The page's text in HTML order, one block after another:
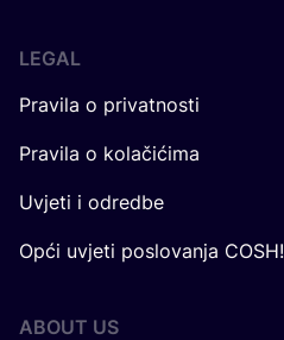
LEGAL
Pravila o privatnosti
Pravila o kolačićima
Uvjeti i odredbe
Opći uvjeti poslovanja
ABOUT US